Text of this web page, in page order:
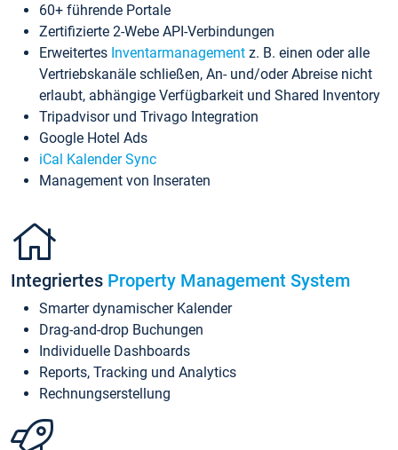
60+ führende Portale
Zertifizierte 2-Webe API-Verbindungen
Erweitertes Inventarmanagement z. B. einen oder alle
Vertriebskanäle schließen, An- und/oder Abreise nicht
erlaubt, abhängige Verfügbarkeit und Shared Inventory
Tripadvisor und Trivago Integration
Google Hotel Ads
iCal Kalender Sync
Management von Inseraten
Integriertes Property Management System
Smarter dynamischer Kalender
Drag-and-drop Buchungen
Individuelle Dashboards
Reports, Tracking und Analytics
Rechnungserstellung